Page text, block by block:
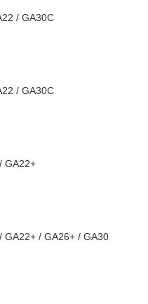
/ GA30C
/ GA30C
GA22+
/ GA22+ / GA26+ / GA30